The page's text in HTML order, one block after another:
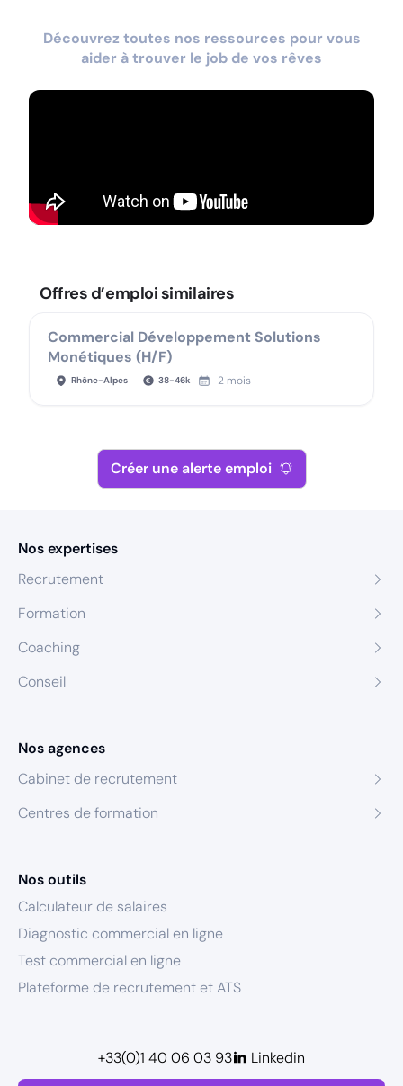
Découvrez toutes nos ressources pour vous
aider à trouver le job de vos rêves
Offres d’emploi similaires
Commercial Développement Solutions
Monétiques (H/F)
Rhône-Alpes 38-46k 2 mois
Créer une alerte emploi
Nos expertises
Recrutement
Formation
Coaching
Conseil
Nos agences
Cabinet de recrutement
Centres de formation
Nos outils
Calculateur de salaires
Diagnostic commercial en ligne
Test commercial en ligne
Plateforme de recrutement et ATS
+33(0)1 40 06 03 93 Linkedin